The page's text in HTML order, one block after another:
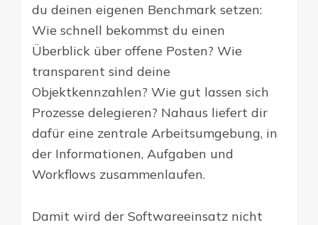
du deinen eigenen Benchmark setzen:
Wie schnell bekommst du einen
Überblick über offene Posten? Wie
transparent sind deine
Objektkennzahlen? Wie gut lassen sich
Prozesse delegieren? Nahaus liefert dir
dafür eine zentrale Arbeitsumgebung, in
der Informationen, Aufgaben und
Workflows zusammenlaufen.
Damit wird der Softwareeinsatz nicht